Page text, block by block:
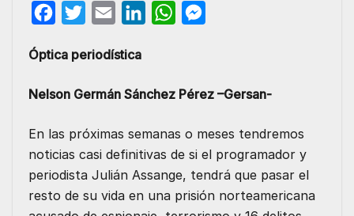
c
o
o
k
i
e
r
a
d
I
n
W
A
p
p
n
g
e
r
Óptica periodística
Nelson Germán Sánchez Pérez –Gersan-
En las próximas semanas o meses tendremos
noticias casi definitivas de si el programador y
periodista Julián Assange, tendrá que pasar el
resto de su vida en una prisión norteamericana